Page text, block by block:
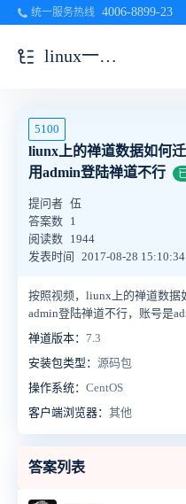
统一服务热线 4006-8899-23
linux一键安装包
5100
liunx上的禅道数据如何
用admin登陆禅道不行
提问者 伍
答案数 1
阅读数 1944
发表时间
2017-08-28 15:10:34
按照视频，liunx上的禅道数据
admin登陆禅道不行，账号是
禅道版本： 7.3
安装包类型： 源码包
操作系统： CentOS
客户端浏览器： 其他
答案列表